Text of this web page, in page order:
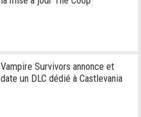
Vampire Survivors annonce et
date un DLC dédié à Castlevania